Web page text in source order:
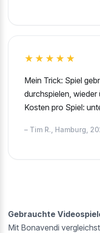
★★★★★
Mein Trick: Spiel
durchspielen,
Kosten pro Spiel:
– Tim R., Hamburg,
Gebrauchte
Mit Bonavendi